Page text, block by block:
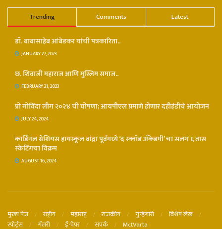
Trending Comments Latest
डॉ. बाबासाहेब आंबेडकर यांची पत्रकारिता..
JANUARY 27, 2023
छ. शिवाजी महाराज आणि मुस्लिम समाज..
FEBRUARY 21, 2023
प्रो गोविंदा लीग २०२४ ची घोषणा; आयपीएल प्रमाणे होणार दहीहंडीचे आयोजन
JULY 24, 2024
कार्डिनल ग्रेशियस हायस्कूल बांद्रा पूर्वमध्ये ‘द स्क्वॉड अँकेडमी’ चा सलग ६ तास
स्केटिंगचा विक्रम
AUGUST 16, 2024
मुख्य पेज राष्ट्रीय महाराष्ट्र राजकीय गुन्हेगारी
विशेष लेख
स्पोर्ट्स
गॅलरी ई-पेपर संपर्क MctVarta